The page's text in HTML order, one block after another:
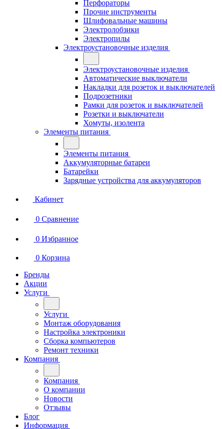
Перфораторы
Прочие инструменты
Шлифовальные машины
Электролобзики
Электропилы
Электроустановочные изделия
Электроустановочные изделия
Автоматические выключатели
Накладки для розеток и выключателей
Подрозетники
Рамки для розеток и выключателей
Розетки и выключатели
Хомуты, изолента
Элементы питания
Элементы питания
Аккумуляторные батареи
Батарейки
Зарядные устройства для аккумуляторов
Кабинет
0 Сравнение
0 Избранное
0 Корзина
Бренды
Акции
Услуги
Услуги
Монтаж оборудования
Настройка электроники
Сборка компьютеров
Ремонт техники
Компания
Компания
О компании
Новости
Отзывы
Блог
Информация